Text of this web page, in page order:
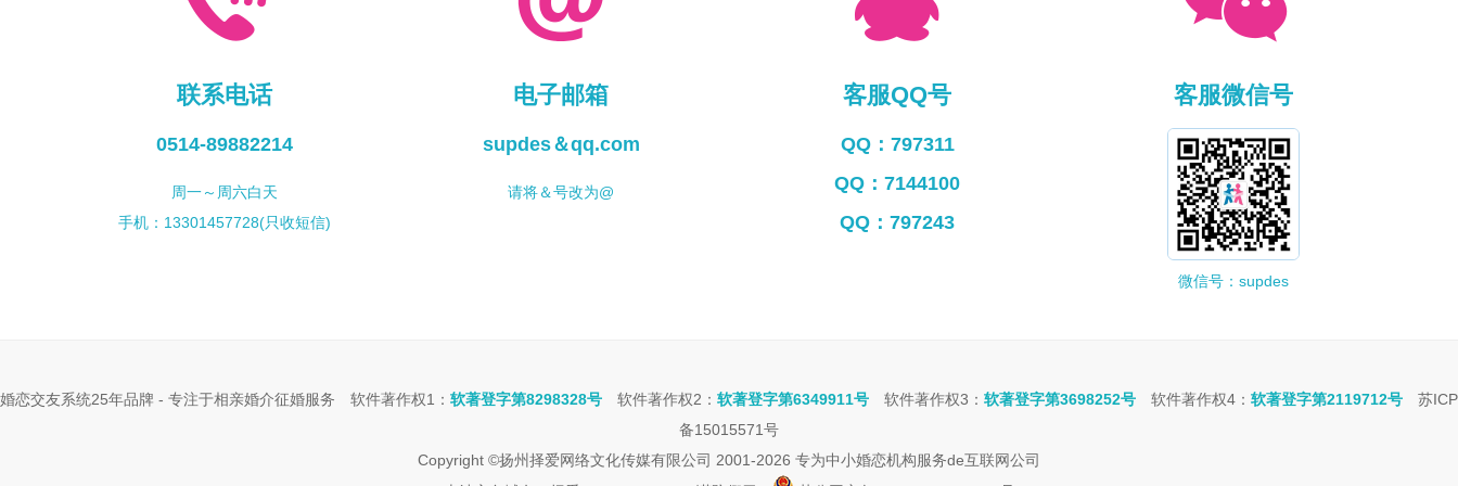
联系电话
0514-89882214
周一～周六白天
手机：13301457728(只收短信)
电子邮箱
supdes＆qq.com
请将＆号改为@
客服QQ号
QQ：797311
QQ：7144100
QQ：797243
客服微信号
微信号：supdes
婚恋交友系统25年品牌 - 专注于相亲婚介征婚服务 软件著作权1： 软著登字第8298328号 软件著作权2： 软著登字第6349911号 软件著作权3： 软著登字第3698252号 软件著作权4： 软著登字第2119712号
苏ICP
备15015571号
Copyright ©扬州择爱网络文化传媒有限公司 2001-2026 专为中小婚恋机构服务de互联网公司